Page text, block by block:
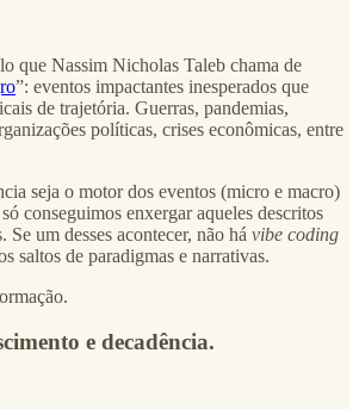
que Nassim Nicholas Taleb chama de
”: eventos impactantes inesperados que
de trajetória. Guerras, pandemias,
políticas, crises econômicas, entre
seja o motor dos eventos (micro e macro)
conseguimos enxergar aqueles descritos
um desses acontecer, não há vibe coding
saltos de paradigmas e narrativas.
e decadência.